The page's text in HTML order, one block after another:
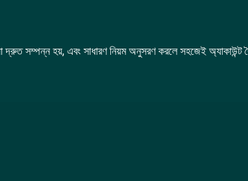
সম্পন্ন হয়, এবং সাধারণ নিয়ম অনুসরণ করলে সহজেই অ্যাকাউন্ট